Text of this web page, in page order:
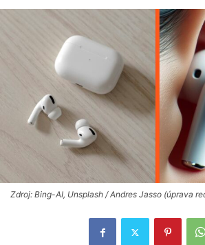
Zdroj: Bing-AI, Unsplash / Andres Jasso (úprava